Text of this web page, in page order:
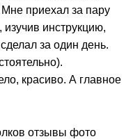
приехал за пару
инструкцию,
за один день.
красиво. А главное